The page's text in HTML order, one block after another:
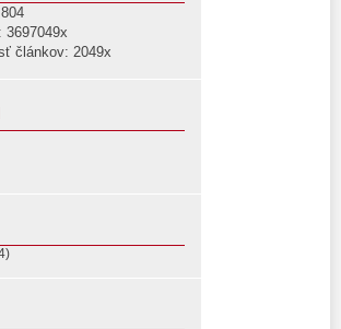
článkov: 2049x